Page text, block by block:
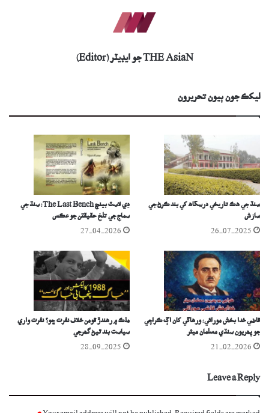
THE AsiaN جو ايڊيٽر (Editor)
ليکڪ جون ٻيون تحريرون
سنڌ جي ھڪ تاريخي درسگاھ کي بند ڪرڻ جي
سازش
26-07-2025
دِي لاسٽ بينچ The Last Bench: سنڌ جي
سماج جي تلخ حقيقتن جو عڪس
27-04-2026
قاضي خدا بخش مورائي: ورھاڱي کان اڳ ڪراچي
جو پھريون سنڌي مسلمان ميئر
21-02-2026
ملڪ ۾ رھندڙ قومن خلاف نفرت ڇو؟ نفرت واري
سياست بند ٿيڻ گھرجي
28-09-2025
Leave a Reply